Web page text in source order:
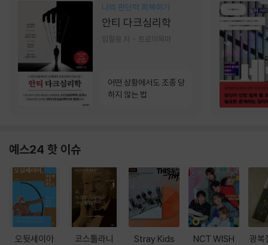
나의 판단력 회복하기
안티 다크심리학
임철웅 저 트로이목마
어떤 상황에서도 조종 당
하지 않는 법
예스24 핫 이슈
오뒷세이아 코스톨라니 Stray Kids NCT WISH 광복